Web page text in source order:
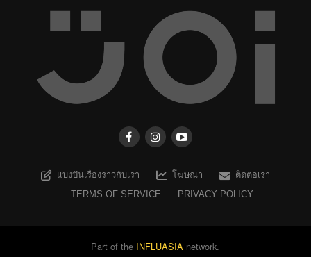
แบ่งปันเรื่องราวกับเรา โฆษณา
ติดต่อเรา
TERMS OF SERVICE
PRIVACY POLICY
Part of the INFLUASIA network.